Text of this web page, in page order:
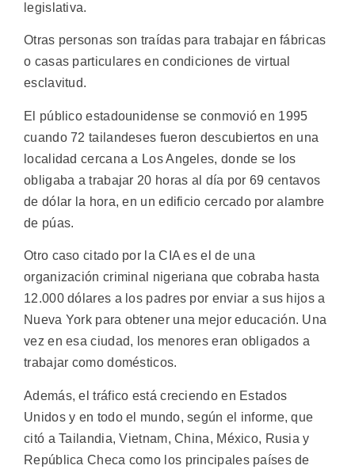
legislativa.
Otras personas son traídas para trabajar en fábricas
o casas particulares en condiciones de virtual
esclavitud.
El público estadounidense se conmovió en 1995
cuando 72 tailandeses fueron descubiertos en una
localidad cercana a Los Angeles, donde se los
obligaba a trabajar 20 horas al día por 69 centavos
de dólar la hora, en un edificio cercado por alambre
de púas.
Otro caso citado por la CIA es el de una
organización criminal nigeriana que cobraba hasta
12.000 dólares a los padres por enviar a sus hijos a
Nueva York para obtener una mejor educación. Una
vez en esa ciudad, los menores eran obligados a
trabajar como domésticos.
Además, el tráfico está creciendo en Estados
Unidos y en todo el mundo, según el informe, que
citó a Tailandia, Vietnam, China, México, Rusia y
República Checa como los principales países de